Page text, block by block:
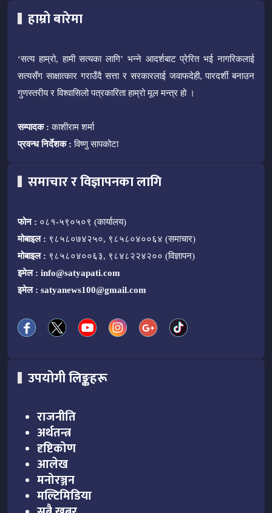
हाम्रो बारेमा
‘सत्य हाम्रो, हामी सत्यका लागि’ भन्ने आदर्शबाट प्रेरित भई नागरिकलाई
सत्यसँग साक्षात्कार गराउँदै सत्ता र सरकारलाई जवाफदेही, पारदर्शी बनाउन
गुणस्तरीय र विश्वासिलो पत्रकारिता हाम्रो मूल मन्त्र हो ।
सम्पादक : काशीराम शर्मा
प्रवन्ध निर्देशक : विष्णु सापकोटा
समाचार र विज्ञापनका लागि
फोन : ०८१-५९०५०९ (कार्यालय)
मोबाइल : ९८५८०७४२५०, ९८५८०४००६४ (समाचार)
मोबाइल : ९८५८०४००६३, ९८४८२२४२०० (विज्ञापन)
इमेल : info@satyapati.com
इमेल : satyanews100@gmail.com
उपयोगी लिङ्कहरू
राजनीति
अर्थतन्त्र
दृष्टिकोण
आलेख
मनोरञ्जन
मल्टिमिडिया